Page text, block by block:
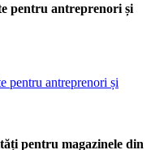
pentru antreprenori și
pentru magazinele din